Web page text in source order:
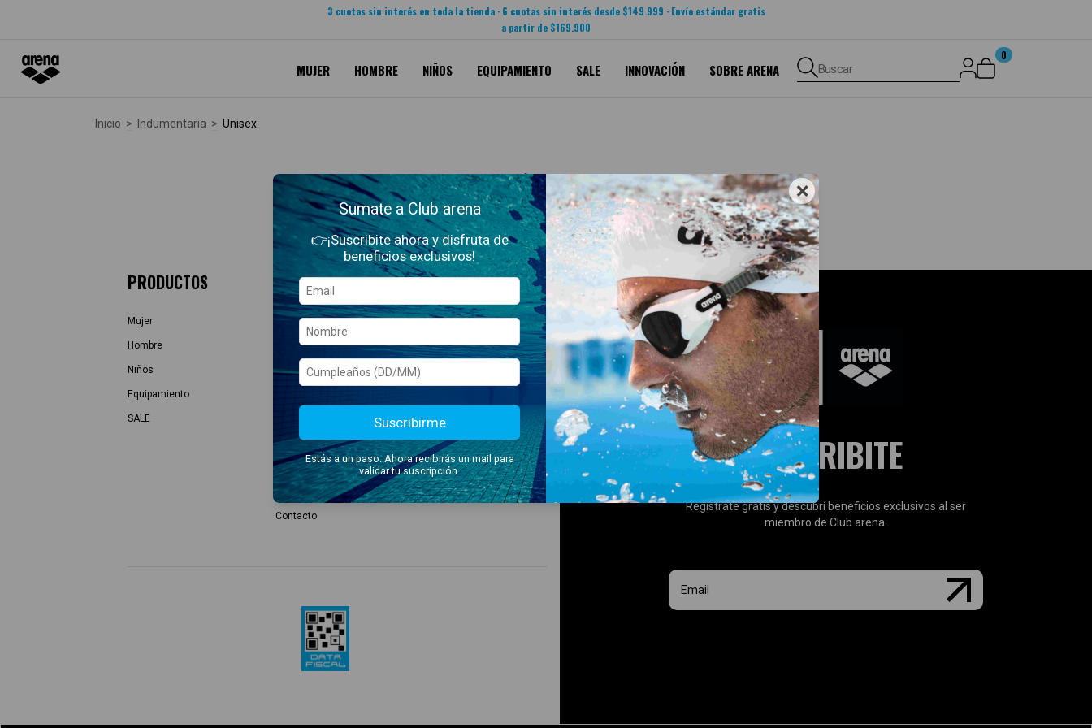
3 cuotas sin interés en toda la tienda · 6 cuotas sin interés desde $149.999 · Envío estándar gratis
a partir de $169.900
MUJER HOMBRE NIÑOS EQUIPAMIENTO SALE INNOVACIÓN SOBRE ARENA Buscar
0
Inicio > Indumentaria > Unisex
Próximamente
PRODUCTOS
Mujer
Hombre
Niños
Equipamiento
SALE
INFORMACIÓN
Preguntas Frecuentes
Envíos
Cambios y devoluciones
Términos y Condiciones
Políticas de Privacidad
Botón de arrepentimiento
Contacto
SEGUINOS
SUSCRIBITE
Registrate gratis y descubrí beneficios exclusivos al ser
miembro de Club arena.
×
Sumate a Club arena
👉¡Suscribite ahora y disfruta de
beneficios exclusivos!
Suscribirme
Estás a un paso. Ahora recibirás un mail para
validar tu suscripción.